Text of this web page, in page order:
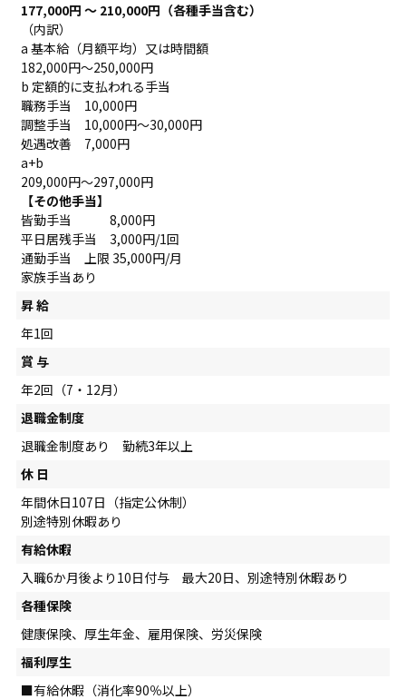
177,000円 ～ 210,000円（各種手当含む）
（内訳）
a 基本給（月額平均）又は時間額
182,000円～250,000円
b 定額的に支払われる手当
職務手当 10,000円
調整手当 10,000円～30,000円
処遇改善 7,000円
a+b
209,000円～297,000円
【その他手当】
皆勤手当 8,000円
平日居残手当 3,000円/1回
通勤手当 上限 35,000円/月
家族手当あり
昇 給
年1回
賞 与
年2回（7・12月）
退職金制度
退職金制度あり 勤続3年以上
休 日
年間休日107日（指定公休制）
別途特別休暇あり
有給休暇
入職6か月後より10日付与 最大20日、別途特別休暇あり
各種保険
健康保険、厚生年金、雇用保険、労災保険
福利厚生
■有給休暇（消化率90％以上）